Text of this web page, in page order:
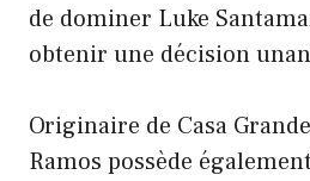
de dominer Luke
obtenir une décision
Originaire de Casa
Ramos possède